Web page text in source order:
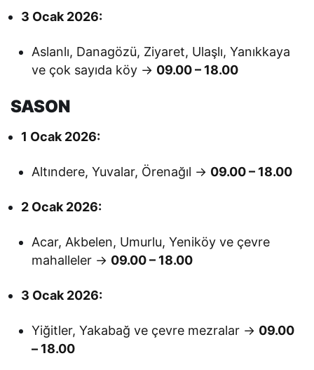
3 Ocak 2026:
Aslanlı, Danagözü, Ziyaret, Ulaşlı, Yanıkkaya
ve çok sayıda köy → 09.00 – 18.00
SASON
1 Ocak 2026:
Altındere, Yuvalar, Örenağıl → 09.00 – 18.00
2 Ocak 2026:
Acar, Akbelen, Umurlu, Yeniköy ve çevre
mahalleler → 09.00 – 18.00
3 Ocak 2026:
Yiğitler, Yakabağ ve çevre mezralar → 09.00
– 18.00